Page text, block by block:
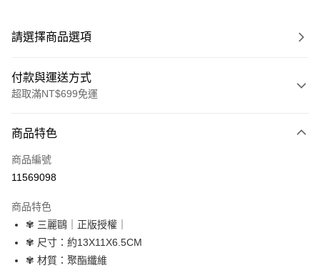
請選擇商品選項
付款與運送方式
超取滿NT$699免運
信用卡一次付款
超商取貨付款
Apple Pay
街口支付
商品特色
商品編號
11569098
商品特色
✾ 三麗鷗｜正版授權｜
✾ 尺寸：約13X11X6.5CM
✾ 材質：聚酯纖維